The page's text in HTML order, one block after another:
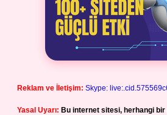
Reklam ve İletişim: Skype:
Yasal Uyarı: Bu internet sitesi, herhangi